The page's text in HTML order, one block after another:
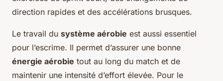
direction rapides et des accélérations brusques.
Le travail du système aérobie est aussi essentiel
pour l’escrime. Il permet d’assurer une bonne
énergie aérobie tout au long du match et de
maintenir une intensité d’effort élevée. Pour le